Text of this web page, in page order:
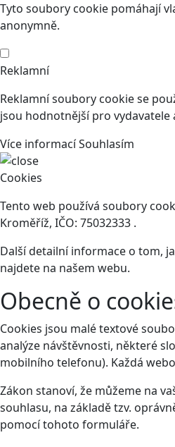
Tyto soubory cookie pomáhají
anonymně.
Reklamní
Reklamní soubory cookie se
jsou hodnotnější pro
Více informacíSouhlasím
Cookies
Tento web používá soubory
Kroměříž, IČO: 75032333 .
Další detailní informace o tom,
najdete na našem webu.
Obecně o
Cookies jsou malé textové
analýze návštěvnosti, některé
mobilního telefonu). Každá
Zákon stanoví, že můžeme na
souhlasu, na základě tzv.
pomocí tohoto formuláře.